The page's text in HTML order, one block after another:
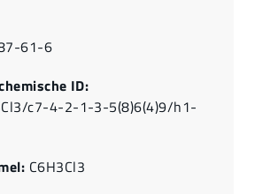
61-6
ID:
c7-4-2-1-3-5(8)6(4)9/h1-
C6H3Cl3